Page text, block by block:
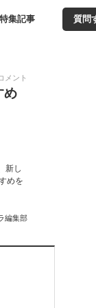
特集記事 質問
メント
め
新し
めを
編集部